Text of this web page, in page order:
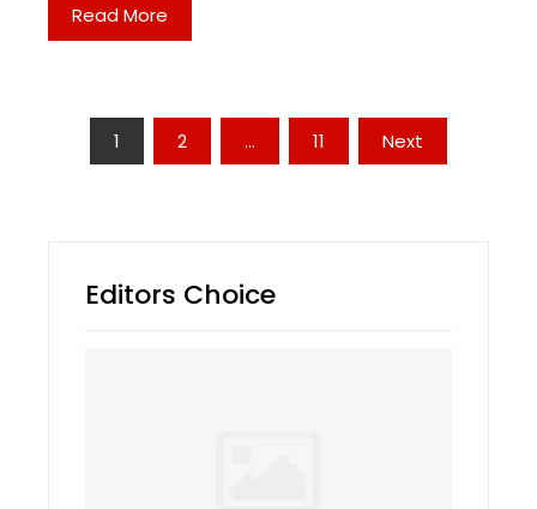
Read More
Posts
navigation
1 2 … 11 Next
Editors Choice